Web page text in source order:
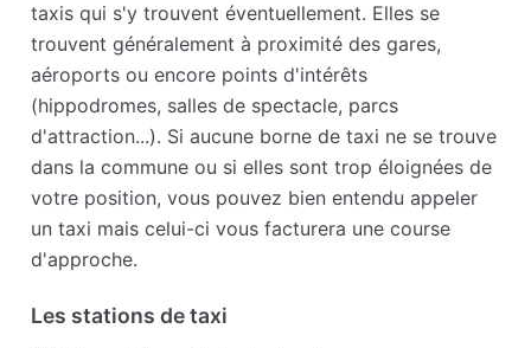
taxis qui s'y trouvent éventuellement. Elles se
trouvent généralement à proximité des gares,
aéroports ou encore points d'intérêts
(hippodromes, salles de spectacle, parcs
d'attraction...). Si aucune borne de taxi ne se trouve
dans la commune ou si elles sont trop éloignées de
votre position, vous pouvez bien entendu appeler
un taxi mais celui-ci vous facturera une course
d'approche.
Les stations de taxi